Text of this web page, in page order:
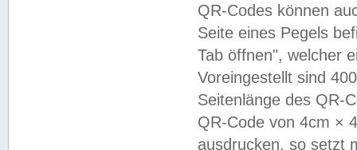
QR-Codes können
Seite eines Pegels
Tab öffnen", welcher
Voreingestellt sind
Seitenlänge des QR-
QR-Code von 4cm ×
ausdrucken, so setzt